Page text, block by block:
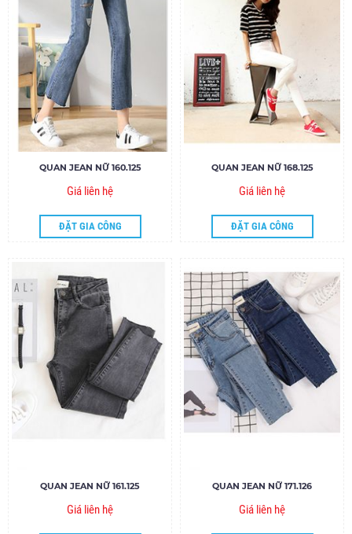
QUAN JEAN NỮ 160.125
Giá liên hệ
ĐẶT GIA CÔNG
QUAN JEAN NỮ 168.125
Giá liên hệ
ĐẶT GIA CÔNG
QUAN JEAN NỮ 161.125
Giá liên hệ
QUAN JEAN NỮ 171.126
Giá liên hệ